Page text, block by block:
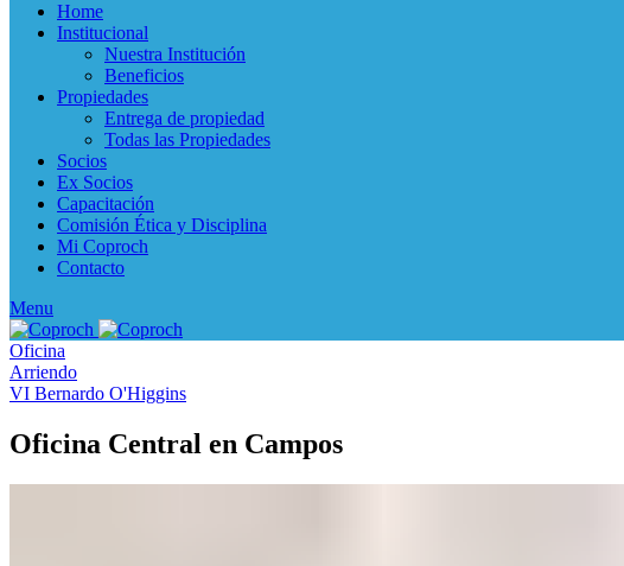
Home
Institucional
Nuestra Institución
Beneficios
Propiedades
Entrega de propiedad
Todas las Propiedades
Socios
Ex Socios
Capacitación
Comisión Ética y Disciplina
Mi Coproch
Contacto
Menu
Oficina
Arriendo
VI Bernardo O'Higgins
Oficina Central en Campos